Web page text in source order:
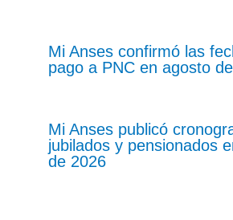
Mi Anses confirmó las
pago a PNC en agosto
Mi Anses publicó
jubilados y pensionados
de 2026